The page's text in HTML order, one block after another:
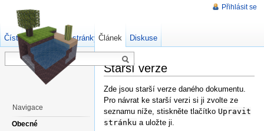
Starší verze
Zde jsou starší verze daného dokumentu.
Pro návrat ke starší verzi si ji zvolte ze
seznamu níže, stiskněte tlačítko Upravit
stránku a uložte ji.
Přihlásit se
Článek Diskuse
Číst Zdrojový kód stránky Starší verze
Navigace
Obecné